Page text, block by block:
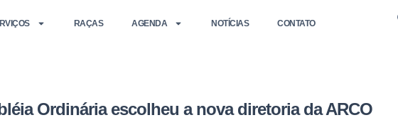
RAÇAS AGENDA NOTÍCIAS CONTATO
Ordinária escolheu a nova diretoria da ARCO